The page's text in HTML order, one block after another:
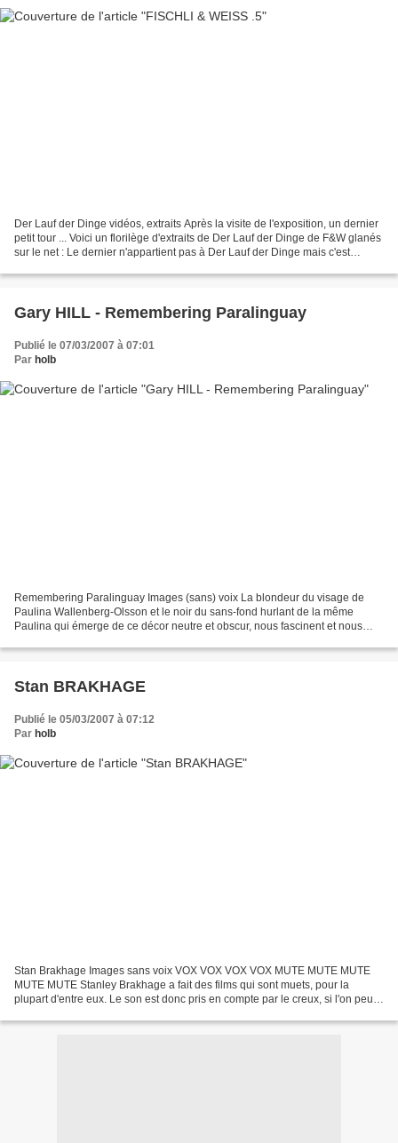
Der Lauf der Dinge vidéos, extraits Après la visite de l'exposition, un dernier
petit tour ... Voici un florilège d'extraits de Der Lauf der Dinge de F&W glanés
sur le net : Le dernier n'appartient pas à Der Lauf der Dinge mais c'est
Gary HILL - Remembering Paralinguay
Publié le 07/03/2007 à 07:01
Par holb
Remembering Paralinguay Images (sans) voix La blondeur du visage de
Paulina Wallenberg-Olsson et le noir du sans-fond hurlant de la même
Paulina qui émerge de ce décor neutre et obscur, nous fascinent et nous
Stan BRAKHAGE
Publié le 05/03/2007 à 07:12
Par holb
Stan Brakhage Images sans voix VOX VOX VOX VOX MUTE MUTE MUTE
MUTE MUTE Stanley Brakhage a fait des films qui sont muets, pour la
plupart d'entre eux. Le son est donc pris en compte par le creux, si l'on peut